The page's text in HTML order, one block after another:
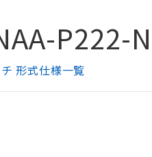
P222-
形式仕様一覧